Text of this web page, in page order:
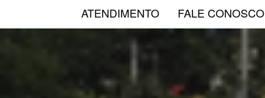
ATENDIMENTO FALE CONOSCO